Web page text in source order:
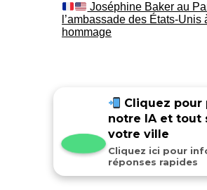
Joséphine Baker au
l’ambassade des États-Unis
hommage
Cliquez pour
notre IA et tout
votre ville
Cliquez ici pour
réponses rapides